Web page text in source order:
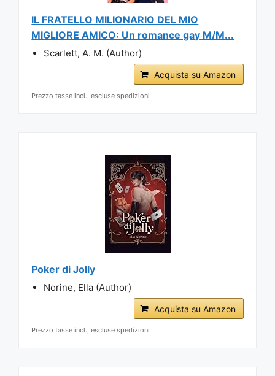
IL FRATELLO MILIONARIO DEL MIO
MIGLIORE AMICO: Un romance gay M/M...
Scarlett, A. M. (Author)
Acquista su Amazon
Prezzo tasse incl., escluse spedizioni
Poker di Jolly
Norine, Ella (Author)
Acquista su Amazon
Prezzo tasse incl., escluse spedizioni